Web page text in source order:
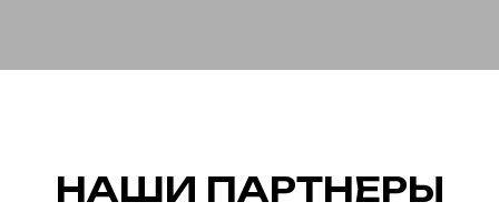
НАШИ ПАРТНЕРЫ